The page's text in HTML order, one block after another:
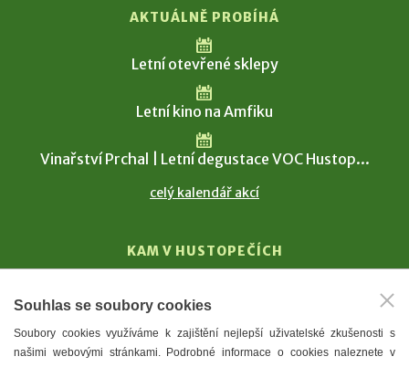
AKTUÁLNĚ PROBÍHÁ
Letní otevřené sklepy
Letní kino na Amfiku
Vinařství Prchal | Letní degustace VOC Hustop...
celý kalendář akcí
KAM V HUSTOPEČÍCH
T. G. Masaryk
Mandloně
Souhlas se soubory cookies
Soubory cookies využíváme k zajištění nejlepší uživatelské zkušenosti s
našimi webovými stránkami. Podrobné informace o cookies naleznete v